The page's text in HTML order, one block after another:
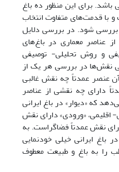
باشد. برای این منظور ده باغ
با قدمت‌های متفاوت انتخاب
بررسی شود. در بررسی دلایل
عناصر معماری در باغ‌های
و روش تحلیلی- توصیفی
نقش‌ها در بررسی هر یک از
عنصر عمدتاً چه نقش غالبی
دارای چه نقشی از عناصر
که «دیوار» در باغ ایرانی
اقلیمی، «ورودی» دارای نقش
نقش عمدتاً فضاگراست. به
باغ ایرانی خیلی خودنمایی
را به باغ و طبیعت معطوف